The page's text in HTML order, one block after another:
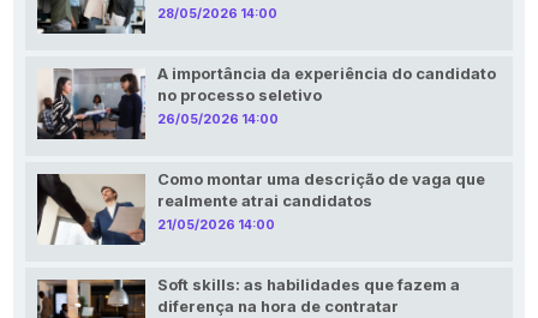
28/05/2026 14:00
A importância da experiência do candidato
no processo seletivo
26/05/2026 14:00
Como montar uma descrição de vaga que
realmente atrai candidatos
21/05/2026 14:00
Soft skills: as habilidades que fazem a
diferença na hora de contratar